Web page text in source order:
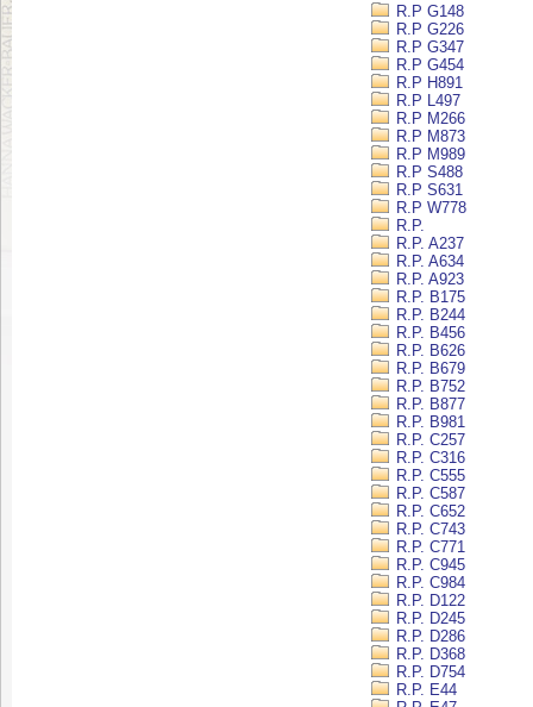
R.P G148
R.P G226
R.P G347
R.P G454
R.P H891
R.P L497
R.P M266
R.P M873
R.P M989
R.P S488
R.P S631
R.P W778
R.P.
R.P. A237
R.P. A634
R.P. A923
R.P. B175
R.P. B244
R.P. B456
R.P. B626
R.P. B679
R.P. B752
R.P. B877
R.P. B981
R.P. C257
R.P. C316
R.P. C555
R.P. C587
R.P. C652
R.P. C743
R.P. C771
R.P. C945
R.P. C984
R.P. D122
R.P. D245
R.P. D286
R.P. D368
R.P. D754
R.P. E44